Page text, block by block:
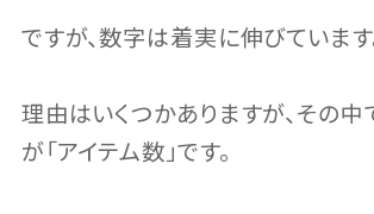
ですが、数字は着実に伸びています
理由はいくつかありますが、その
が「アイテム数」です。